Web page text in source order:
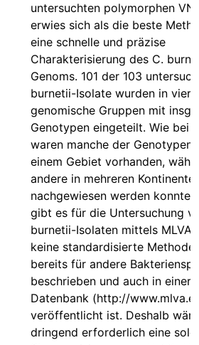
untersuchten polymorphen
erwies sich als die beste
eine schnelle und präzise
Charakterisierung des C.
Genoms. 101 der 103
burnetii-Isolate wurden in vier
genomische Gruppen mit
Genotypen eingeteilt. Wie bei
waren manche der Genotypen
einem Gebiet vorhanden,
andere in mehreren
nachgewiesen werden
gibt es für die Untersuchung
burnetii-Isolaten mittels MLVA
keine standardisierte
bereits für andere
beschrieben und auch in einer
Datenbank (http://
veröffentlicht ist. Deshalb
dringend erforderlich eine